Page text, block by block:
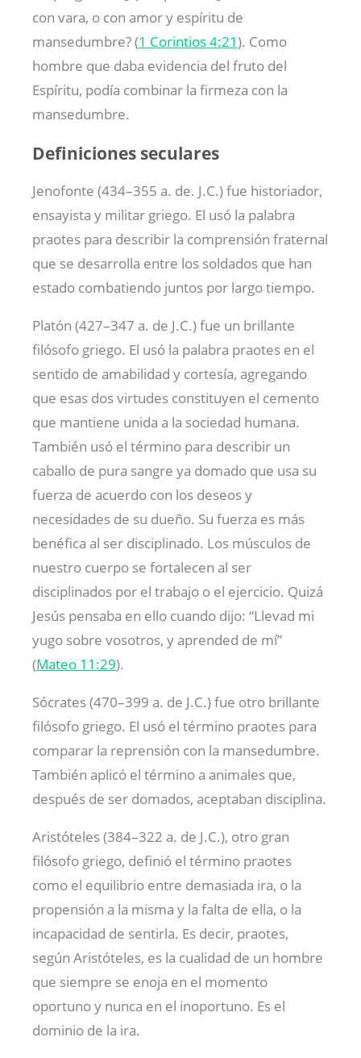
con vara, o con amor y espíritu de
mansedumbre? (1 Corintios 4:21). Como
hombre que daba evidencia del fruto del
Espíritu, podía combinar la firmeza con la
mansedumbre.
Definiciones seculares
Jenofonte (434–355 a. de. J.C.) fue historiador,
ensayista y militar griego. El usó la palabra
praotes para describir la comprensión fraternal
que se desarrolla entre los soldados que han
estado combatiendo juntos por largo tiempo.
Platón (427–347 a. de J.C.) fue un brillante
filósofo griego. El usó la palabra praotes en el
sentido de amabilidad y cortesía, agregando
que esas dos virtudes constituyen el cemento
que mantiene unida a la sociedad humana.
También usó el término para describir un
caballo de pura sangre ya domado que usa su
fuerza de acuerdo con los deseos y
necesidades de su dueño. Su fuerza es más
benéfica al ser disciplinado. Los músculos de
nuestro cuerpo se fortalecen al ser
disciplinados por el trabajo o el ejercicio. Quizá
Jesús pensaba en ello cuando dijo: “Llevad mi
yugo sobre vosotros, y aprended de mí”
(Mateo 11:29).
Sócrates (470–399 a. de J.C.) fue otro brillante
filósofo griego. El usó el término praotes para
comparar la reprensión con la mansedumbre.
También aplicó el término a animales que,
después de ser domados, aceptaban disciplina.
Aristóteles (384–322 a. de J.C.), otro gran
filósofo griego, definió el término praotes
como el equilibrio entre demasiada ira, o la
propensión a la misma y la falta de ella, o la
incapacidad de sentirla. Es decir, praotes,
según Aristóteles, es la cualidad de un hombre
que siempre se enoja en el momento
oportuno y nunca en el inoportuno. Es el
dominio de la ira.